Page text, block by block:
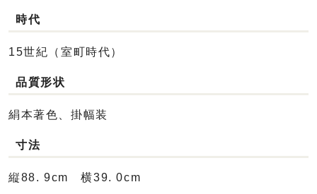
時代
15世紀（室町時代）
品質形状
絹本著色、掛幅装
寸法
縦88. 9cm 横39. 0cm